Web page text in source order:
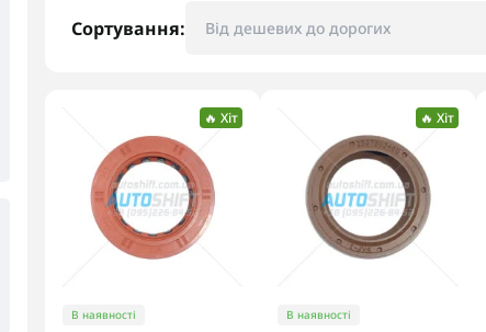
Сортування:
🔥 Хіт
В наявності
🔥 Хіт
В наявності